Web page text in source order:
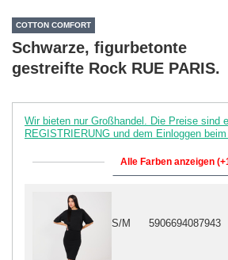
COTTON COMFORT
Schwarze, figurbetonte
gestreifte Rock RUE PARIS.
Wir bieten nur Großhandel. Die Preise sind
REGISTRIERUNG und dem Einloggen
Alle Farben anzeigen
S/M 5906694087943